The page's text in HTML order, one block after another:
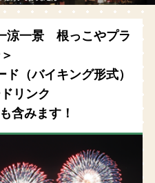
涼一景 根っこやプラ
（バイキング形式）
リンク
含みます！